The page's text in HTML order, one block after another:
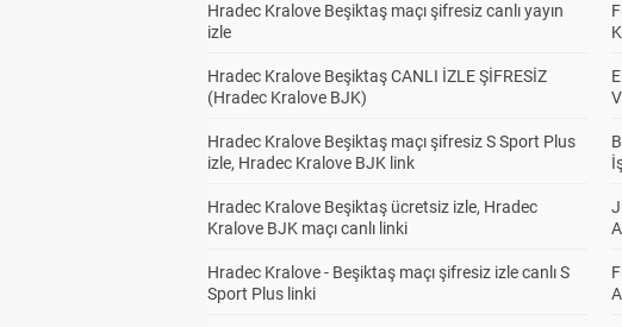
Hradec Kralove Beşiktaş maçı şifresiz canlı yayın
izle
Hradec Kralove Beşiktaş CANLI İZLE ŞİFRESİZ
(Hradec Kralove BJK)
Hradec Kralove Beşiktaş maçı şifresiz S Sport Plus
izle, Hradec Kralove BJK link
Hradec Kralove Beşiktaş ücretsiz izle, Hradec
Kralove BJK maçı canlı linki
Hradec Kralove - Beşiktaş maçı şifresiz izle canlı S
Sport Plus linki